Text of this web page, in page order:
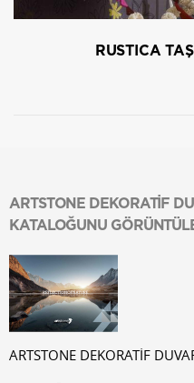
RUSTICA
ARTSTONE DEKORATİF
KATALOĞUNU
ARTSTONE DEKORATİF